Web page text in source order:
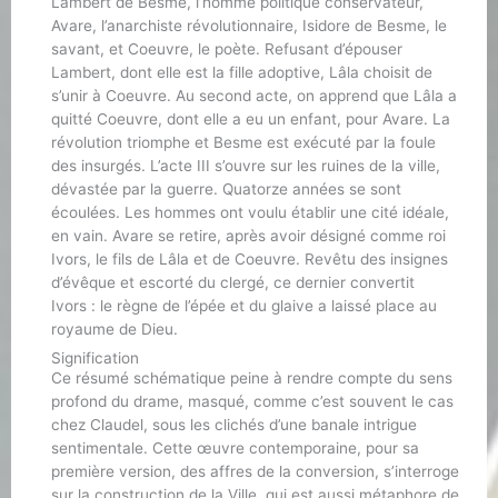
Avare, l’anarchiste révolutionnaire, Isidore de Besme, le
savant, et Coeuvre, le poète. Refusant d’épouser
Lambert, dont elle est la fille adoptive, Lâla choisit de
s’unir à Coeuvre. Au second acte, on apprend que Lâla a
quitté Coeuvre, dont elle a eu un enfant, pour Avare. La
révolution triomphe et Besme est exécuté par la foule
des insurgés. L’acte III s’ouvre sur les ruines de la ville,
dévastée par la guerre. Quatorze années se sont
écoulées. Les hommes ont voulu établir une cité idéale,
en vain. Avare se retire, après avoir désigné comme roi
Ivors, le fils de Lâla et de Coeuvre. Revêtu des insignes
d’évêque et escorté du clergé, ce dernier convertit
Ivors : le règne de l’épée et du glaive a laissé place au
royaume de Dieu.
Signification
Ce résumé schématique peine à rendre compte du sens
profond du drame, masqué, comme c’est souvent le cas
chez Claudel, sous les clichés d’une banale intrigue
sentimentale. Cette œuvre contemporaine, pour sa
première version, des affres de la conversion, s’interroge